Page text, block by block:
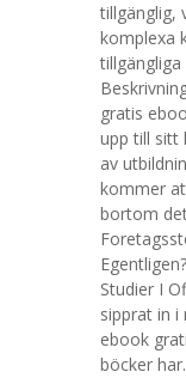
tillgänglig,
komplexa
gratis
upp till sitt
av
kommer
bortom
Studier I
sipprat in i
ebook
böcker har.